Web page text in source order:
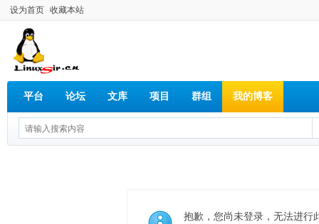
设为首页 收藏本站
平台 论坛 文库 项目 群组 我的博客
抱歉，您尚未登录，无法进行